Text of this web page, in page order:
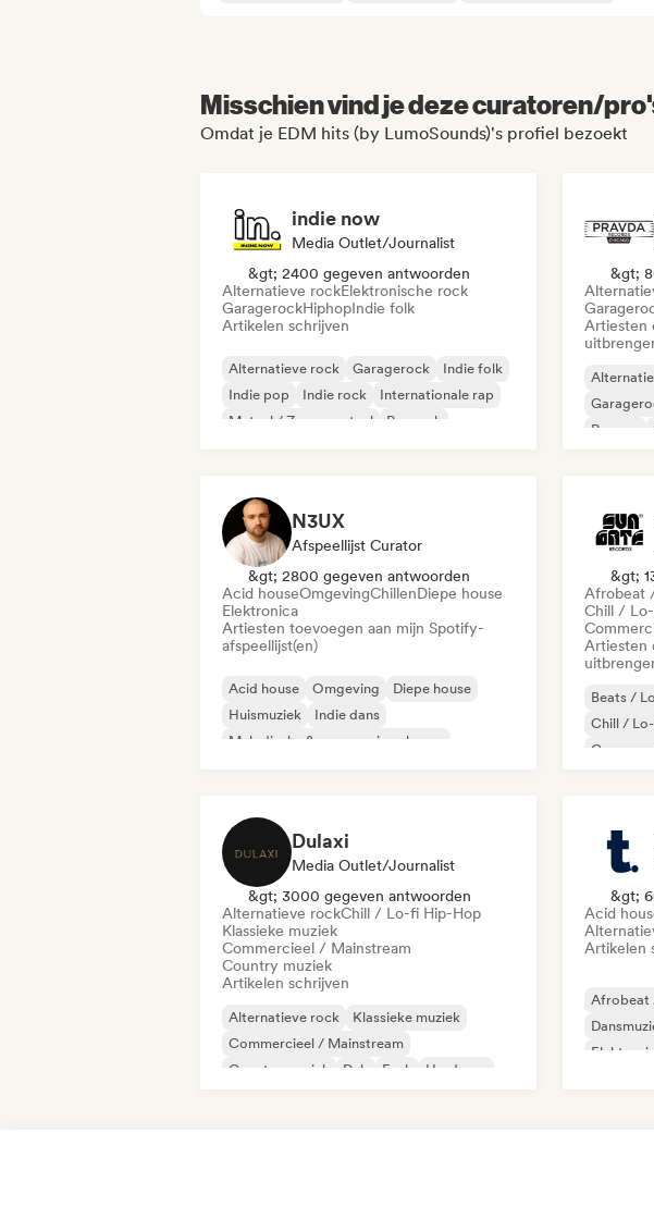
Misschien vind je deze curatoren/
Omdat je EDM hits (by LumoSounds)'s profiel bezoekt
indie now
Media Outlet/Journalist
&gt; 2400 gegeven antwoorden
Alternatieve rockElektronische rock
GaragerockHiphopIndie folk
Artikelen schrijven
Alternatieve rock Garagerock
Indie folk
Indie pop
Indie rock
Internationale rap
Metaal / Zwaar metaal
Poprock
&gt;
Artiesten
Reggae
N3UX
Afspeellijst Curator
&gt; 2800 gegeven antwoorden
Acid houseOmgevingChillenDiepe house
Elektronica
Artiesten toevoegen aan mijn Spotify-
afspeellijst(en)
Acid house Omgeving
Diepe house
Huismuziek
Indie dans
Melodische & progressieve house
&gt;
Afrobeat
Chill /
Artiesten
Beats /
Chill /
Dulaxi
Media Outlet/Journalist
&gt; 3000 gegeven antwoorden
Alternatieve rockChill / Lo-fi Hip-Hop
Klassieke muziek
Commercieel / Mainstream
Country muziek
Artikelen schrijven
Alternatieve rock
Klassieke muziek
Commercieel / Mainstream
Country muziek
Dub Funk
Hardcore
&gt;
Acid
Artikelen
Afrobeat